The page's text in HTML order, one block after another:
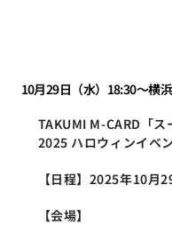
10月29日（水）18:30〜横
TAKUMI M-CARD「
2025 ハロウィンイベ
【日程】2025年10月
【会場】